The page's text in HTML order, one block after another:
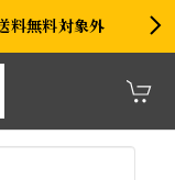
料無料対象外